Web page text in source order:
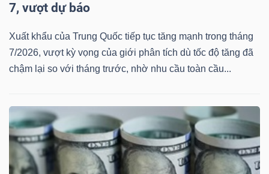
7, vượt dự báo
Xuất khẩu của Trung Quốc tiếp tục tăng mạnh trong tháng
7/2026, vượt kỳ vọng của giới phân tích dù tốc độ tăng đã
chậm lại so với tháng trước, nhờ nhu cầu toàn cầu...
CÔNG
NGHỆ
TIN